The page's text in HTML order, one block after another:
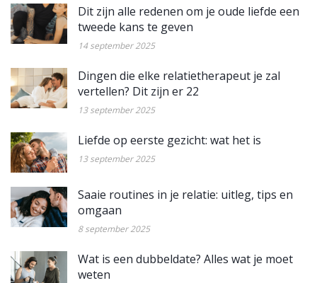
Dit zijn alle redenen om je oude liefde een
tweede kans te geven
14 september 2025
Dingen die elke relatietherapeut je zal
vertellen? Dit zijn er 22
13 september 2025
Liefde op eerste gezicht: wat het is
13 september 2025
Saaie routines in je relatie: uitleg, tips en
omgaan
8 september 2025
Wat is een dubbeldate? Alles wat je moet
weten